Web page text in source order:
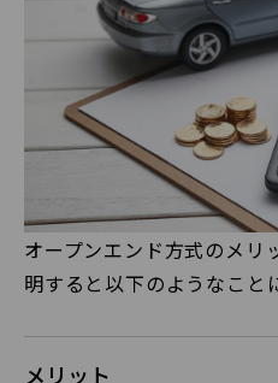
オープンエンド方式のメリ
明すると以下のようなこと
メリット